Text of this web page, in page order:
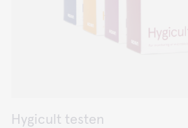
Hygicult testen